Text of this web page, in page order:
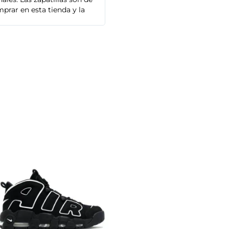
en esta tienda y la